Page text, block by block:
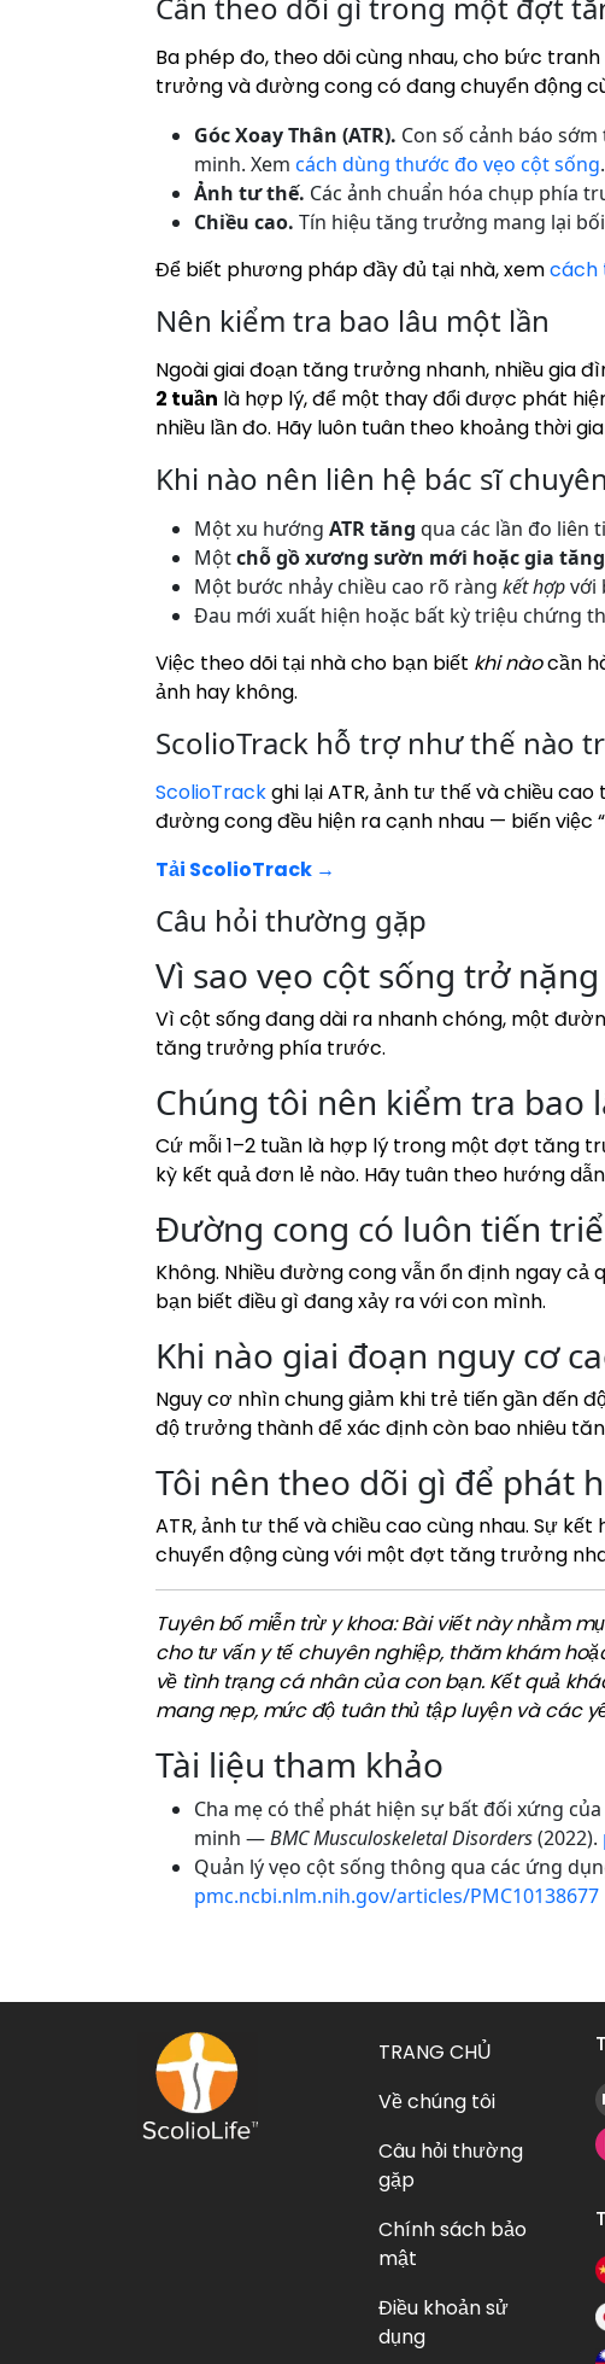
Ba phép đo, theo dõi cùng nhau, cho bức
trưởng và đường cong có đang chuyển động
Góc Xoay Thân (ATR). Con số cảnh báo
minh. Xem cách dùng thước đo vẹo cột sống.
Ảnh tư thế. Các ảnh chuẩn hóa chụp phía
Chiều cao. Tín hiệu tăng trưởng mang lại
Để biết phương pháp đầy đủ tại nhà, xemcách
Nên kiểm tra bao lâu một lần
Ngoài giai đoạn tăng trưởng nhanh, nhiều gia
2 tuần là hợp lý, để một thay đổi được phát
nhiều lần đo. Hãy luôn tuân theo khoảng thời
Khi nào nên liên hệ bác sĩ
Một xu hướng ATR tăng qua các lần đo liên
Mộtchỗ gồ xương sườn mới hoặc gia
Một bước nhảy chiều cao rõ ràng kết hợpvới
Đau mới xuất hiện hoặc bất kỳ triệu chứng
Việc theo dõi tại nhà cho bạn biết khi nàocần
ảnh hay không.
ScolioTrack hỗ trợ như thế nào
ScolioTrackghi lại ATR, ảnh tư thế và chiều
đường cong đều hiện ra cạnh nhau — biến việc
Tải ScolioTrack →
Câu hỏi thường gặp
Vì sao vẹo cột sống trở
Vì cột sống đang dài ra nhanh chóng, một
tăng trưởng phía trước.
Chúng tôi nên kiểm tra
Cứ mỗi 1–2 tuần là hợp lý trong một đợt tăng
kỳ kết quả đơn lẻ nào. Hãy tuân theo hướng
Đường cong có luôn tiến
Không. Nhiều đường cong vẫn ổn định ngay
bạn biết điều gì đang xảy ra với con mình.
Khi nào giai đoạn nguy cơ
Nguy cơ nhìn chung giảm khi trẻ tiến gần đến
độ trưởng thành để xác định còn bao nhiêu
Tôi nên theo dõi gì để phát
ATR, ảnh tư thế và chiều cao cùng nhau. Sự
chuyển động cùng với một đợt tăng trưởng
Tuyên bố miễn trừ y khoa: Bài viết này nhằm
cho tư vấn y tế chuyên nghiệp, thăm khám
về tình trạng cá nhân của con bạn. Kết quả
mang nẹp, mức độ tuân thủ tập luyện và các
Tài liệu tham khảo
Cha mẹ có thể phát hiện sự bất đối xứng
minh —BMC Musculoskeletal Disorders(2022).
Quản lý vẹo cột sống thông qua các ứng
pmc.ncbi.nlm.nih.gov/articles/PMC10138677
TRANG CHỦ
Về chúng tôi
Câu hỏi thường
gặp
Chính sách bảo
mật
Điều khoản sử
dụng